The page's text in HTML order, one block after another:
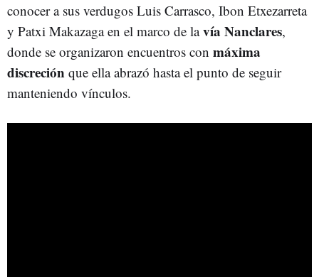
conocer a sus verdugos Luis Carrasco, Ibon Etxezarreta
y Patxi Makazaga en el marco de lavía Nanclares,
donde se organizaron encuentros con máxima
discreción que ella abrazó hasta el punto de seguir
manteniendo vínculos.